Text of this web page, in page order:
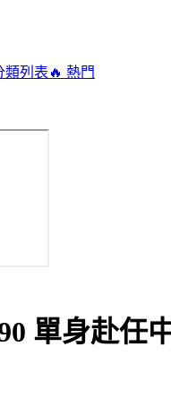
類列表 🔥 熱門
單身赴任